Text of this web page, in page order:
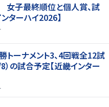
子最終順位と個人賞、試
ターハイ2026】
トーナメント3、4回戦全12試
の試合予定【近畿インター